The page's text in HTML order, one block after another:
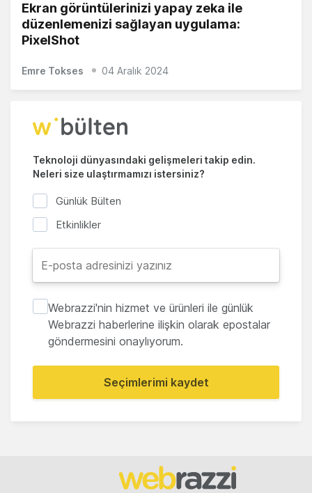
Ekran görüntülerinizi yapay zeka ile
düzenlemenizi sağlayan uygulama:
PixelShot
Emre Tokses 04 Aralık 2024
Teknoloji dünyasındaki gelişmeleri takip edin.
Neleri size ulaştırmamızı istersiniz?
Günlük Bülten
Etkinlikler
Webrazzi'nin hizmet ve ürünleri ile günlük
Webrazzi haberlerine ilişkin olarak epostalar
göndermesini onaylıyorum.
Seçimlerimi kaydet